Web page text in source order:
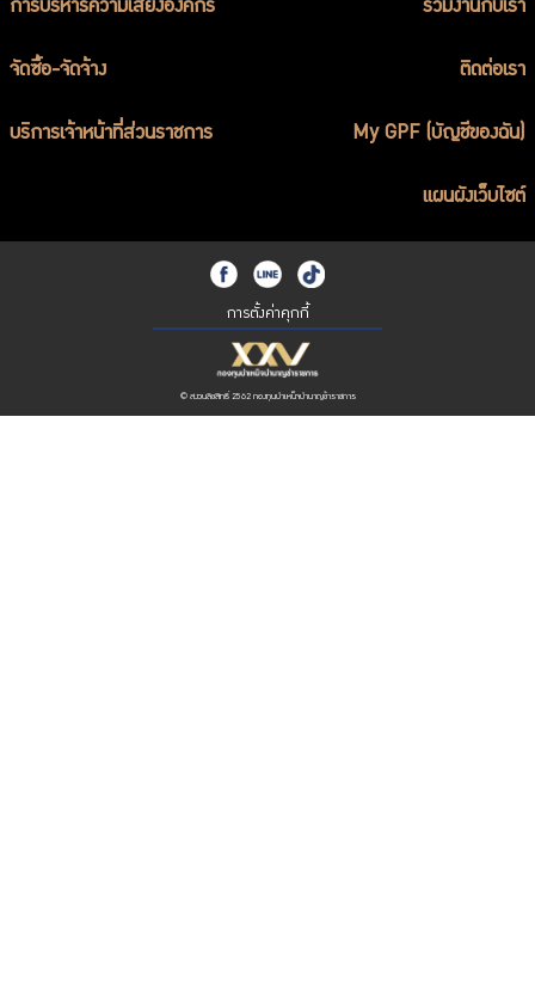
การบริหารความเสี่ยงองค์กร ร่วมงานกับเรา
จัดซื้อ-จัดจ้าง ติดต่อเรา
บริการเจ้าหน้าที่ส่วนราชการ My GPF (บัญชีของฉัน)
แผนผังเว็บไซต์
การตั้งค่าคุกกี้
© สงวนลิขสิทธิ์ 2562 กองทุนบำเหน็จบำนาญข้าราชการ